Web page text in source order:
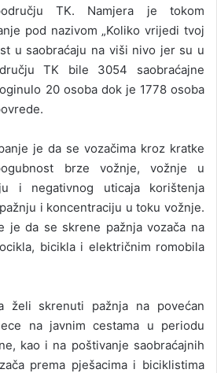
TK. Namjera je tokom
pod nazivom „Koliko vrijedi tvoj
u saobraćaju na viši nivo jer su u
TK bile 3054 saobraćajne
20 osoba dok je 1778 osoba
je da se vozačima kroz kratke
brze vožnje, vožnje u
i negativnog uticaja korištenja
i koncentraciju u toku vožnje.
je da se skrene pažnja vozača na
bicikla i električnim romobila
želi skrenuti pažnja na povećan
na javnim cestama u periodu
kao i na poštivanje saobraćajnih
prema pješacima i biciklistima